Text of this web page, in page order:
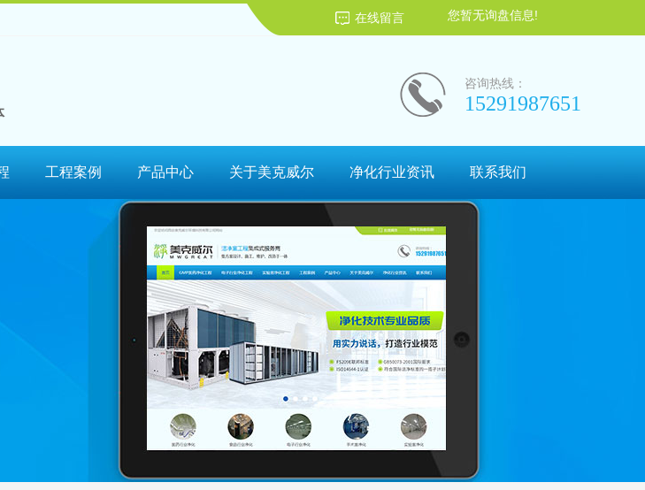
您暂无询盘信息!
在线留言
咨询热线：
15291987651
工程案例 产品中心 关于美克威尔 净化行业资讯 联系我们